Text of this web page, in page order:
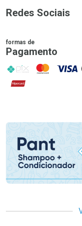
Redes Sociais
formas de
Pagamento
PIX MasterCard
VISA
Hipercard
Promoção